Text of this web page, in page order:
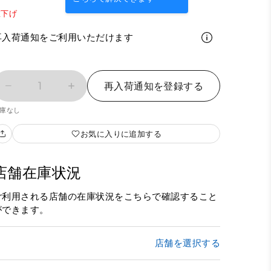
げ
入荷通知をご利用いただけます
1 再入荷通知を登録する
なし
お気に入りに追加する
舗在庫状況
利用される店舗の在庫状況をこちらで確認すること
きます。
店舗を選択する